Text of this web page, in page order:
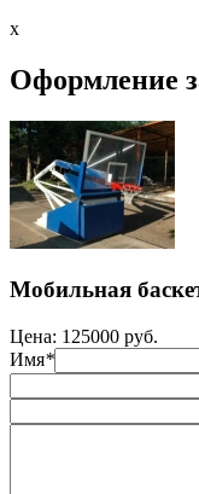
x
Оформление
Мобильная
Цена: 125000 руб.
Имя*